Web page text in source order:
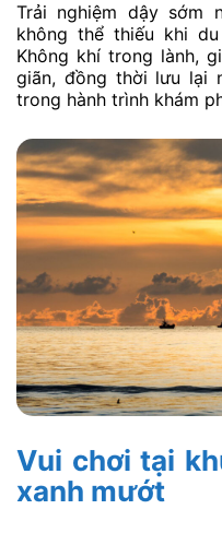
Trải nghiệm dậy sớm
không thể thiếu khi
Không khí trong lành,
giãn, đồng thời lưu lại
trong hành trình khám
Vui chơi tại
xanh mướt